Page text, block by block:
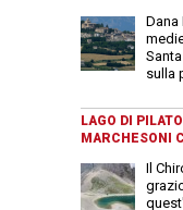
Dana
sulla
LAGO DI
MARCHESONI
Il